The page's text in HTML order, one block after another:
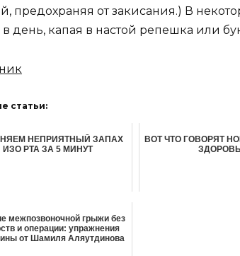
предохраняя от закисания.) В
в день, капая в настой репешка или
статьи:
НЕПРИЯТНЫЙ ЗАПАХ
ИЗО РТА ЗА 5 МИНУТ
ВОТ ЧТО ГОВОРЯТ
межпозвоночной грыжи без
и операции: упражнения
от Шамиля Аляутдинова